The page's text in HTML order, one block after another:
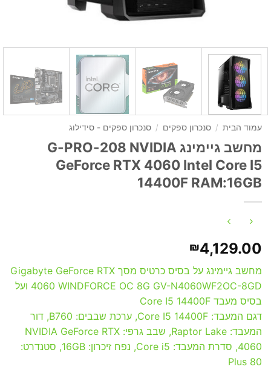
עמוד הבית / סנכרון ספקים / סנכרון ספקים - סידילוג
מחשב גיימינג G-PRO-208 NVIDIA
GeForce RTX 4060 Intel Core I5
14400F RAM:16GB
₪4,129.00
מחשב גיימינג על בסיס כרטיס מסך Gigabyte GeForce RTX
4060 WINDFORCE OC 8G GV-N4060WF2OC-8GD ועל
בסיס מעבד Core I5 14400F
דגם המעבד: Core I5 14400F, ערכת שבבים: B760, דור
המעבד: Raptor Lake, שבב גרפי: NVIDIA GeForce RTX
4060, סדרת המעבד: Core i5, נפח זיכרון: 16GB, סטנדרט:
80 Plus